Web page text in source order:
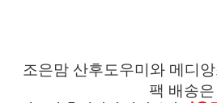
조은맘 산후도우미와 메디
팩 배송은